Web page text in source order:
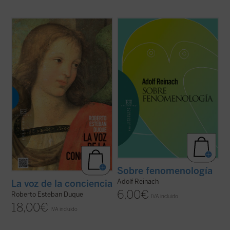
Asistimos actualmente, dentro del ámbito
de la teología moral católica, a una
contraposición frecuente entre una moral
moral «pasiva», en la que priman la
La voz de la conciencia
Roberto Esteban Duque
18,00€ IVA incluido
Este breve escrito constituye una
admirable introducción a la fenomenología,
y aun a la filosofía misma, plena de
claridades y de sustancia filosófica. En él,
bajo el lema de «a las cosas mismas»,
encontrará el lector una nítida ...(ver ficha)
Sobre fenomenología
Adolf Reinach
6,00€ IVA incluido